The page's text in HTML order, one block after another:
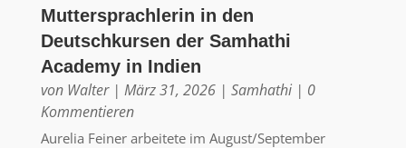
Muttersprachlerin in den
Deutschkursen der Samhathi
Academy in Indien
von Walter| März 31, 2026| Samhathi| 0
Kommentieren
Aurelia Feiner arbeitete im August/September